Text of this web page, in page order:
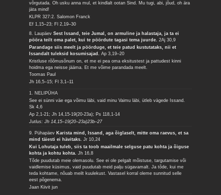
võrgutada. Oh usku anna mul, et kindlalt ootan Sind. Mu tugi, abi, jõud, oh ära
jäta mind!
KLPR 327:2. Salomon Franck
Ef 1,15–23; Fl 2,19–30
8. LaupäevSest Issand, teie Jumal, on armuline ja halastaja, ja ta ei
pööra teilt oma palet, kui te pöördute tagasi tema juurde.2Aj 30,9
Parandage siis meelt ja pöörduge, et teie patud kustutataks, nii et
Issandalt tuleksid kosumisajad.Ap 3,19–20
Kristluse rõõmusõnum on, et me ei pea oma eksitustest ja pattudest kinni
hoidma ega neisse jääma. Et me võime parandada meelt.
Toomas Paul
Jh 16,5–15; Fl 3,1–11
1. NELIPÜHA
See ei sünni väe ega võimu läbi, vaid minu Vaimu läbi, ütleb vägede Issand.
Sk 4,6
Ap 2,1-21; Jh 14,15-19(20-23a); Ps 118,1-14
Jutlus: Jh 14,15–19(20–23a)23b–27
9. Pühapäev Karista mind, Issand, aga õiglaselt, mitte oma raevus, et sa
mind täiesti ei hävitaks.Jr 10,24
Kui Lohutaja tuleb, siis ta toob maailmale selguse patu kohta ja õiguse
kohta ja kohtu kohta.Jh 16,8
Tõde puudutab meie olemasolu. See ei ole pelgalt mõistuse, targutamise või
vaidlemise küsimus, vaid puudutab meid palju sügavamalt. Ja tõde, kui me
teda kohtame, nõuab meilt kuulekust. Vastasel korral oleme sunnitud selle
eest põgenema.
Jaan Kiivit jun